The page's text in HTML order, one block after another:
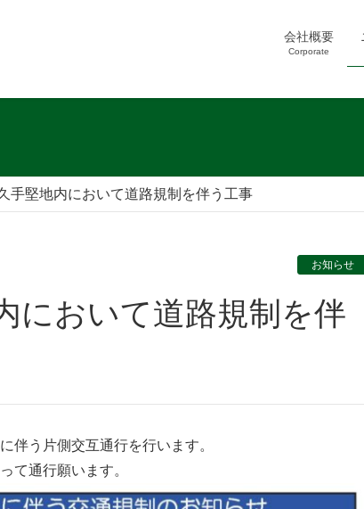
会社概要
Corporate
手堅地内において道路規制を伴う工事
お知らせ
伴う片側交互通行を行います。
て通行願います。